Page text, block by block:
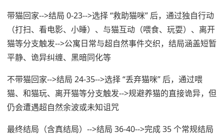
带猫回家-->结局 0-23-->选择 “救助猫咪” 后，通过独自行动
（打扫、看电影、小睡）、与猫互动（喂食、玩耍）、离开
猫等分支触发-->公寓日常与超自然事件交织，结局涵盖短暂
平静、诡异纠缠、黑暗同化等
不带猫回家-->结局 24-35-->选择 “丢弃猫咪” 后，通过喂
猫、和猫玩、离开猫等分支触发-->规避养猫的直接诡异，但
仍会遭遇超自然余波或未知诅咒
最终结局（含真结局）-->结局 36-40-->完成 35 个常规结局